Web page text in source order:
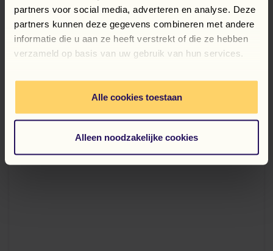
partners voor social media, adverteren en analyse. Deze
partners kunnen deze gegevens combineren met andere
informatie die u aan ze heeft verstrekt of die ze hebben
verzameld op basis van uw gebruik van hun services.
Alle cookies toestaan
Alleen noodzakelijke cookies
Wiadomości, aktualizacje i nie tylko
POWIĄZANEPOSTY